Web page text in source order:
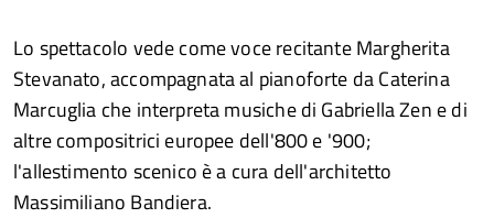
Lo spettacolo vede come voce recitante Margherita
Stevanato, accompagnata al pianoforte da Caterina
Marcuglia che interpreta musiche di Gabriella Zen e di
altre compositrici europee dell'800 e '900;
l'allestimento scenico è a cura dell'architetto
Massimiliano Bandiera.